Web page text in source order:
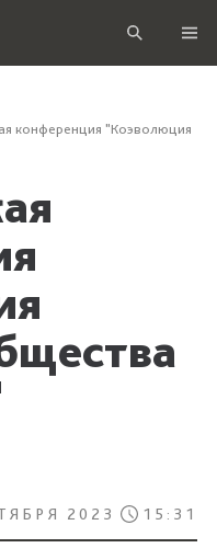
конференция "Коэволюция
2023 15:31